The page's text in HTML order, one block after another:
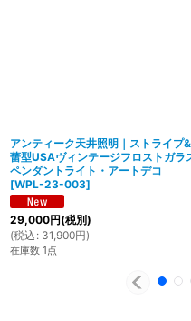
製造からアフターフ
体制
ハイロミドットコムでは、
リジナル照明の製造、販売
特殊な形状・100年
アンティーク天井照明｜ストライプ&
蕾型USAヴィンテージフロストガラ
ペンダントライト・アートデコ
[WPL-23-003]
29,000円(税別)
(税込 : 31,900円)
在庫数 1点